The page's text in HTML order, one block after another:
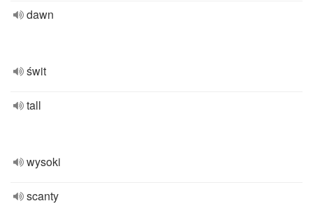
dawn
świt
tall
wysoki
scanty